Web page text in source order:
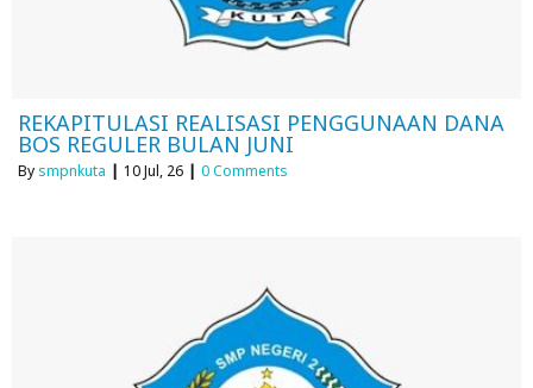
REKAPITULASI REALISASI PENGGUNAAN DANA
BOS REGULER BULAN JUNI
By smpnkuta | 10Jul, 26 | 0 Comments